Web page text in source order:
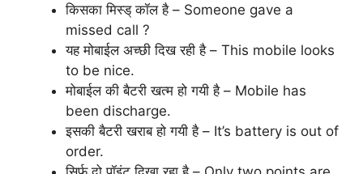
किसका मिस्ड् कॉल है – Someone gave a
missed call ?
यह मोबाईल अच्छी दिख रही है – This mobile looks
to be nice.
मोबाईल की बैटरी खत्म हो गयी है – Mobile has
been discharge.
इसकी बैटरी खराब हो गयी है – It’s battery is out of
order.